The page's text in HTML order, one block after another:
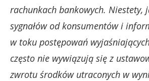
rachunkach bankowych. Niestety,
sygnałów od konsumentów i
w toku postępowań
często nie wywiązują się z
zwrotu środków utraconych w